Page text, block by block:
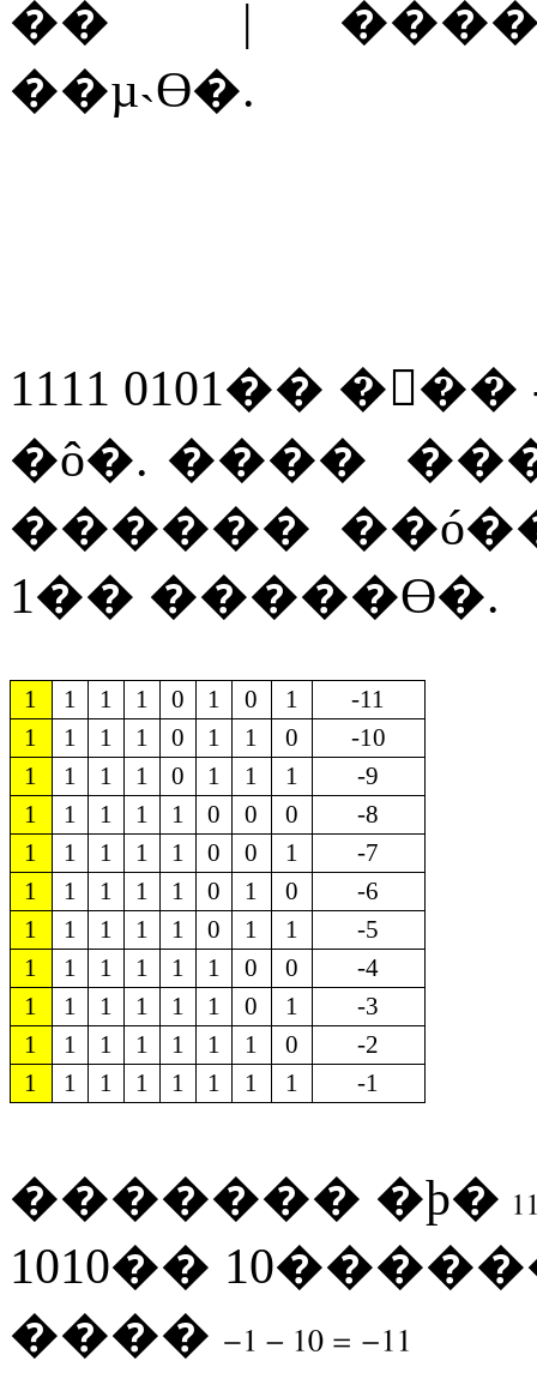
�� |
��µ˴ϴ�.
1111 0101�� ���
�ô�. ����
������
1�� �����ϴ�.
1 1 1 1 0 1 0 1
-11
1
1 1 1 0 1 1 0
-10
1
1 1 1 0 1 1 1
-9
1
1 1 1 1 0 0 0
-8
1
1 1 1 1 0 0 1
-7
1
1 1 1 1 0 1 0
-6
1
1 1 1 1 0 1 1
-5
1
1 1 1 1 1 0 0
-4
1
1 1 1 1 1 0 1
-3
1
1 1 1 1 1 1 0
-2
1
1 1 1 1 1 1 1 -1
������� �ϸ�
1010�� 10
����